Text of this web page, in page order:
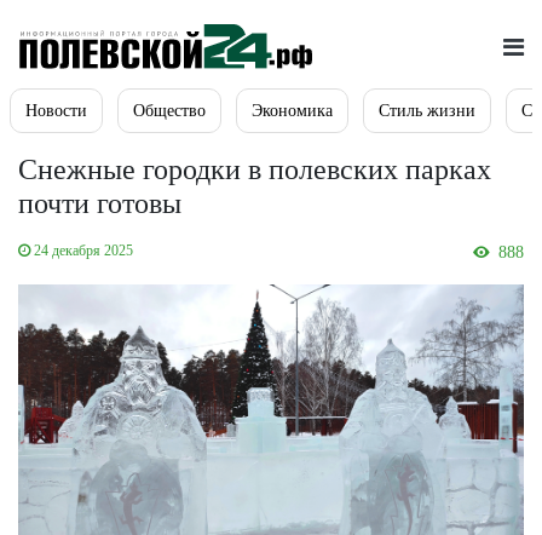
Новости Общество Экономика Стиль жизни
Снежные городки в полевских парках
почти готовы
24 декабря 2025 888